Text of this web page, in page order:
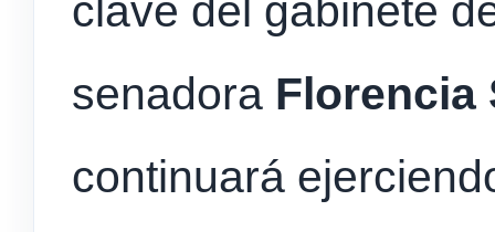
clave del gabinete
senadora Florencia
continuará